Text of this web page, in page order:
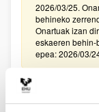
2026/03/25.
behineko
Onartuak izan
eskaeren behin-
epea: 2026/03/
Zientzia,
sustatzeko